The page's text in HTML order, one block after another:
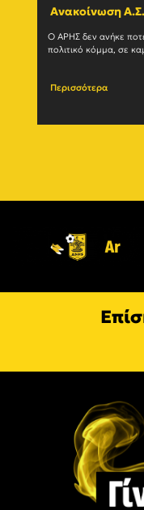
Ανακοίνωση
Ο ΑΡΗΣ δεν ανήκε
πολιτικό κόμμα, σε
Περισσότερα